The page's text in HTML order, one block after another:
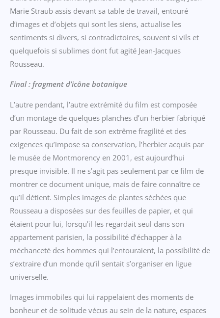
Marie Straub assis devant sa table de travail, entouré
d’images et d’objets qui sont les siens, actualise les
sentiments si divers, si contradictoires, souvent si vils et
quelquefois si sublimes dont fut agité Jean-Jacques
Rousseau.
Final : fragment d’icône botanique
L’autre pendant, l’autre extrémité du film est composée
d’un montage de quelques planches d’un herbier fabriqué
par Rousseau. Du fait de son extrême fragilité et des
exigences qu’impose sa conservation, l’herbier acquis par
le musée de Montmorency en 2001, est aujourd’hui
presque invisible. Il ne s’agit pas seulement par ce film de
montrer ce document unique, mais de faire connaître ce
qu’il détient. Simples images de plantes séchées que
Rousseau a disposées sur des feuilles de papier, et qui
étaient pour lui, lorsqu’il les regardait seul dans son
appartement parisien, la possibilité d’échapper à la
méchanceté des hommes qui l’entouraient, la possibilité de
s’extraire d’un monde qu’il sentait s’organiser en ligue
universelle.
Images immobiles qui lui rappelaient des moments de
bonheur et de solitude vécus au sein de la nature, espaces